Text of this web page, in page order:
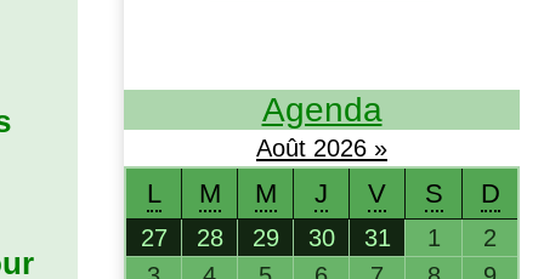
Agenda
Août 2026 »
L M M J V S D
27 28 29 30 31 1
2